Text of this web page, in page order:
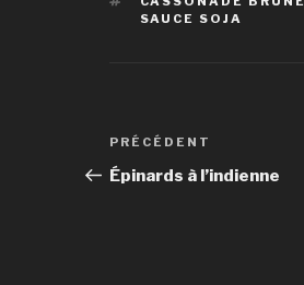
SAUCE SOJA
Navigation
de
Article
précédent
PRÉCÉDENT
Épinards à l’indienne